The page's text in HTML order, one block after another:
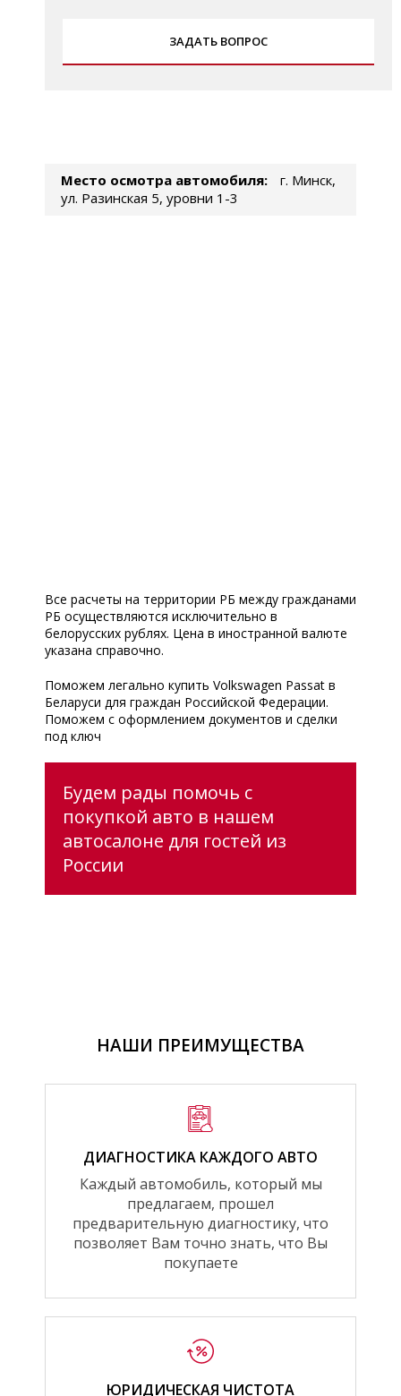
ЗАДАТЬ ВОПРОС
Место осмотра автомобиля:
г. Минск,
ул. Разинская 5, уровни 1-3
Все расчеты на территории РБ между гражданами
РБ осуществляются исключительно в
белорусских рублях. Цена в иностранной валюте
указана справочно.
Поможем легально купить Volkswagen Passat в
Беларуси для граждан Российской Федерации.
Поможем с оформлением документов и сделки
под ключ
Будем рады помочь с
покупкой авто в нашем
автосалоне для гостей из
России
НАШИ ПРЕИМУЩЕСТВА
ДИАГНОСТИКА КАЖДОГО АВТО
Каждый автомобиль, который мы
предлагаем, прошел
предварительную диагностику, что
позволяет Вам точно знать, что Вы
покупаете
ЮРИДИЧЕСКАЯ ЧИСТОТА